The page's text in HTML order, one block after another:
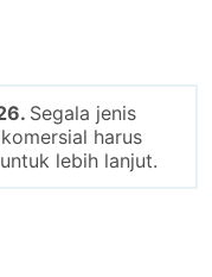
Segala jenis
harus
untuk lebih lanjut.